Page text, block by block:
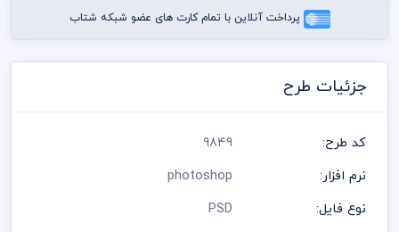
پرداخت آنلاین با تمام کارت های عضو شبکه شتاب
جزئیات طرح
کد طرح:
9849
نرم افزار:
photoshop
نوع فایل:
PSD